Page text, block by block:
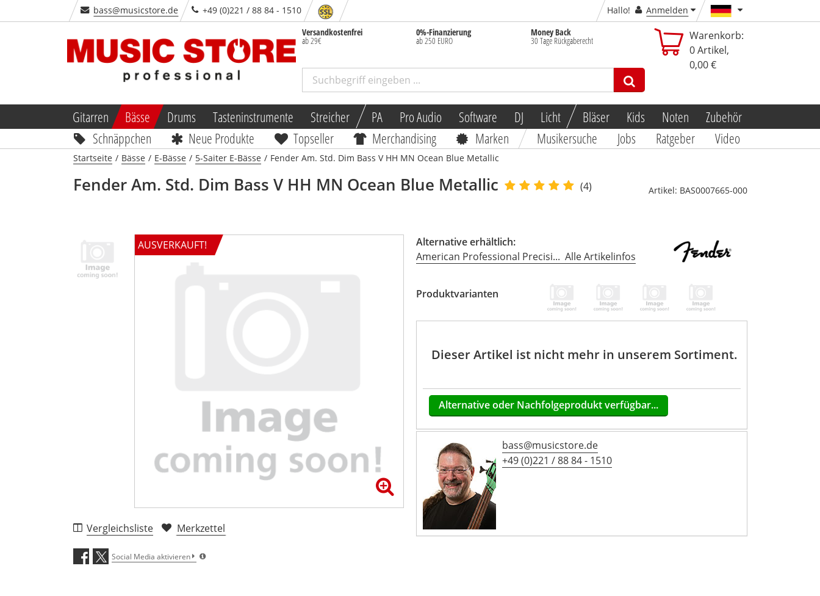
bass@musicstore.de +49 (0)221 / 88 84 - 1510 Hallo!
Anmelden
Versandkostenfrei
ab 29€
0%-Finanzierung
ab 250 EURO
Money Back
30 Tage Rückgaberecht
Warenkorb:
0 Artikel,
0,00 €
Gitarren Bässe Drums Tasteninstrumente Streicher PA Pro Audio Software DJ Licht Bläser Kids Noten
Zubehör
Schnäppchen
Neue Produkte Topseller Merchandising Marken Musikersuche Jobs Ratgeber Video
Startseite / Bässe / E-Bässe / 5-Saiter E-Bässe / Fender Am. Std. Dim Bass V HH MN Ocean Blue Metallic
Fender Am. Std. Dim Bass V HH MN Ocean Blue Metallic (4) Artikel: BAS0007665-000
AUSVERKAUFT!
Vergleichsliste Merkzettel
Social Media aktivieren
Alternative erhältlich:
American Professional Precisi... Alle Artikelinfos
Produktvarianten
Dieser Artikel ist nicht mehr in unserem Sortiment.
Alternative oder Nachfolgeprodukt verfügbar...
bass@musicstore.de
+49 (0)221 / 88 84 - 1510